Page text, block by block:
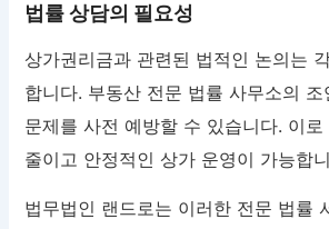
법률 상담의 필요성
상가권리금과 관련된 법적인 논의는
합니다. 부동산 전문 법률 사무소의 조
문제를 사전 예방할 수 있습니다. 이
줄이고 안정적인 상가 운영이 가능합
법무법인 랜드로는 이러한 전문 법률